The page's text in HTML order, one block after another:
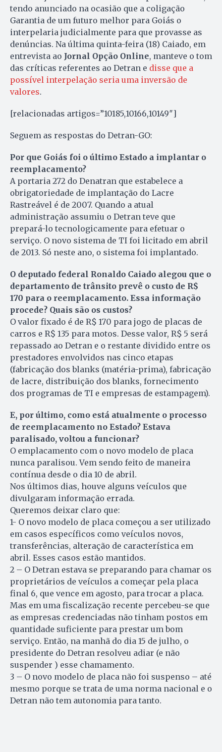
tendo anunciado na ocasião que a coligação
Garantia de um futuro melhor para Goiás o
interpelaria judicialmente para que provasse as
denúncias. Na última quinta-feira (18) Caiado, em
entrevista ao Jornal Opção Online, manteve o tom
das críticas referentes ao Detran e disse que a
possível interpelação seria uma inversão de
valores.
[relacionadas artigos=”10185,10166,10149″]
Seguem as respostas do Detran-GO:
Por que Goiás foi o último Estado a implantar o
reemplacamento?
A portaria 272 do Denatran que estabelece a
obrigatoriedade de implantação do Lacre
Rastreável é de 2007. Quando a atual
administração assumiu o Detran teve que
prepará-lo tecnologicamente para efetuar o
serviço. O novo sistema de TI foi licitado em abril
de 2013. Só neste ano, o sistema foi implantado.
O deputado federal Ronaldo Caiado alegou que o
departamento de trânsito prevê o custo de R$
170 para o reemplacamento. Essa informação
procede? Quais são os custos?
O valor fixado é de R$ 170 para jogo de placas de
carros e R$ 135 para motos. Desse valor, R$ 5 será
repassado ao Detran e o restante dividido entre os
prestadores envolvidos nas cinco etapas
(fabricação dos blanks (matéria-prima), fabricação
de lacre, distribuição dos blanks, fornecimento
dos programas de TI e empresas de estampagem).
E, por último, como está atualmente o processo
de reemplacamento no Estado? Estava
paralisado, voltou a funcionar?
O emplacamento com o novo modelo de placa
nunca paralisou. Vem sendo feito de maneira
contínua desde o dia 10 de abril.
Nos últimos dias, houve alguns veículos que
divulgaram informação errada.
Queremos deixar claro que:
1- O novo modelo de placa começou a ser utilizado
em casos específicos como veículos novos,
transferências, alteração de característica em
abril. Esses casos estão mantidos.
2 – O Detran estava se preparando para chamar os
proprietários de veículos a começar pela placa
final 6, que vence em agosto, para trocar a placa.
Mas em uma fiscalização recente percebeu-se que
as empresas credenciadas não tinham postos em
quantidade suficiente para prestar um bom
serviço. Então, na manhã do dia 15 de julho, o
presidente do Detran resolveu adiar (e não
suspender ) esse chamamento.
3 – O novo modelo de placa não foi suspenso – até
mesmo porque se trata de uma norma nacional e o
Detran não tem autonomia para tanto.